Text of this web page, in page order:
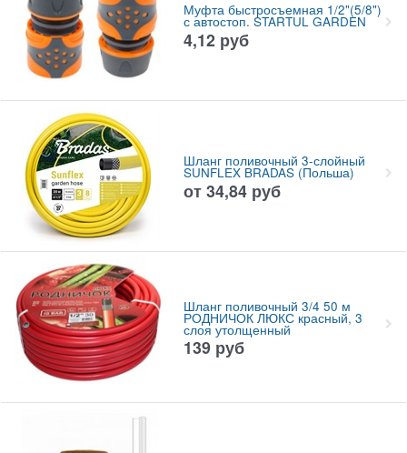
Муфта быстросъемная 1/2"(5/8")
с автостоп. STARTUL GARDEN
4,12 руб
Шланг поливочный 3-слойный
SUNFLEX BRADAS (Польша)
от 34,84 руб
Шланг поливочный 3/4 50 м
РОДНИЧОК ЛЮКС красный, 3
слоя утолщенный
139 руб